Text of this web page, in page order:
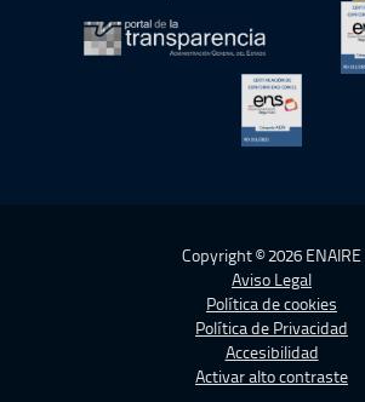
abre en ventana nueva
abre en ventana nueva
Copyright © 2026 ENAIRE
Aviso Legal
Política de cookies
Política de Privacidad
Accesibilidad
Activar alto contraste